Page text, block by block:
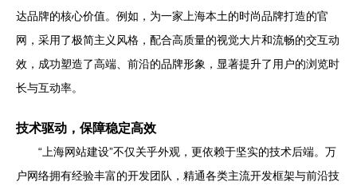
达品牌的核心价值。例如，为一家上海本土的时尚品牌打造的官
网，采用了极简主义风格，配合高质量的视觉大片和流畅的交互动
效，成功塑造了高端、前沿的品牌形象，显著提升了用户的浏览时
长与互动率。
技术驱动，保障稳定高效
“上海网站建设”不仅关乎外观，更依赖于坚实的技术后端。万
户网络拥有经验丰富的开发团队，精通各类主流开发框架与前沿技